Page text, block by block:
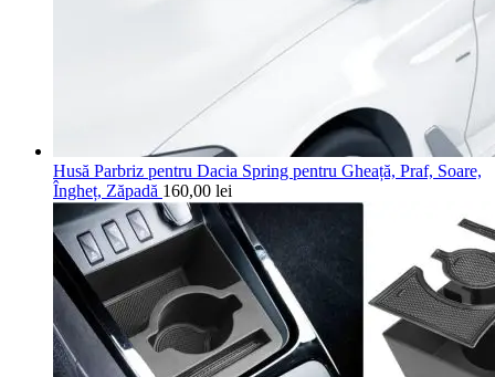
Husă Parbriz pentru Dacia Spring pentru Gheață, Praf, Soare,
Îngheț, Zăpadă 160,00 lei